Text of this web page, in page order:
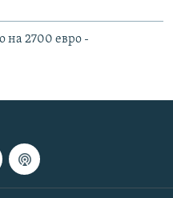
на 2700 евро -